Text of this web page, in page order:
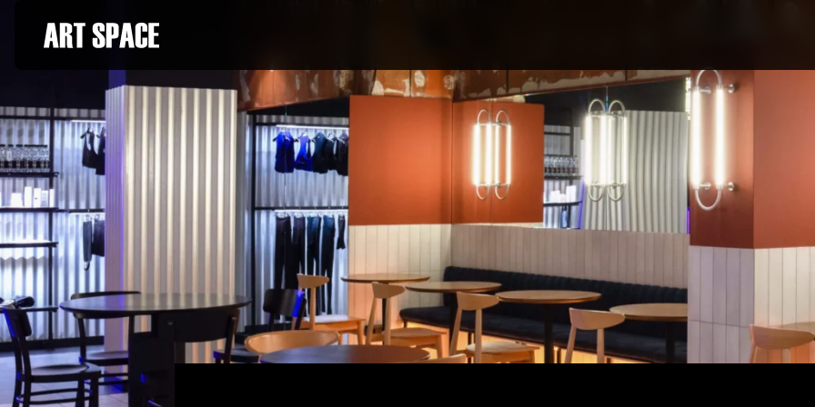
ПРО КОНКУРС
НОМІНАЦІЇ
ПРОЄКТИ 2026
ЖУРІ
ПАРТНЕРИ
НОМІНАНТИ 2025